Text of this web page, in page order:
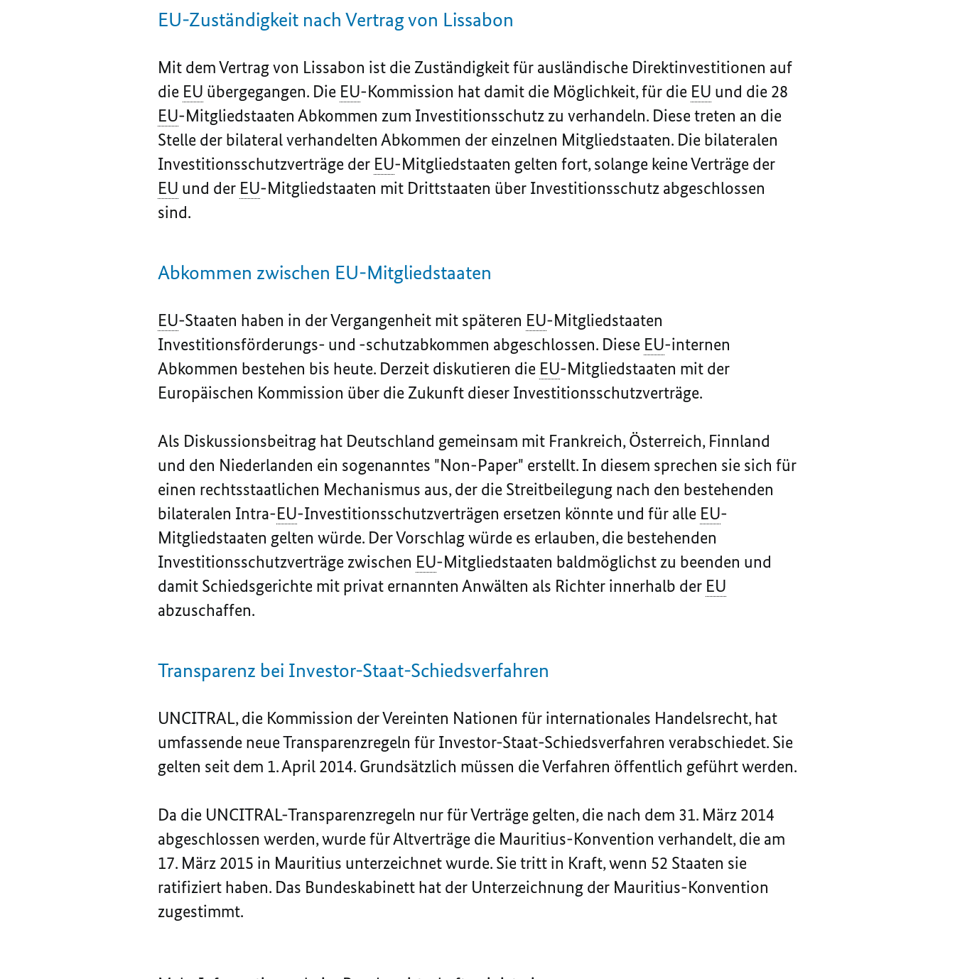
EU-Zuständigkeit nach Vertrag von Lissabon
Mit dem Vertrag von Lissabon ist die Zuständigkeit für ausländische Direktinvestitionen auf
die EU übergegangen. Die EU-Kommission hat damit die Möglichkeit, für die EU und die 28
EU-Mitgliedstaaten Abkommen zum Investitionsschutz zu verhandeln. Diese treten an die
Stelle der bilateral verhandelten Abkommen der einzelnen Mitgliedstaaten. Die bilateralen
Investitionsschutzverträge der EU-Mitgliedstaaten gelten fort, solange keine Verträge der
EU und der EU-Mitgliedstaaten mit Drittstaaten über Investitionsschutz abgeschlossen
sind.
Abkommen zwischen EU-Mitgliedstaaten
EU-Staaten haben in der Vergangenheit mit späteren EU-Mitgliedstaaten
Investitionsförderungs- und -schutzabkommen abgeschlossen. Diese EU-internen
Abkommen bestehen bis heute. Derzeit diskutieren die EU-Mitgliedstaaten mit der
Europäischen Kommission über die Zukunft dieser Investitionsschutzverträge.
Als Diskussionsbeitrag hat Deutschland gemeinsam mit Frankreich, Österreich, Finnland
und den Niederlanden ein sogenanntes "Non-Paper" erstellt. In diesem sprechen sie sich für
einen rechtsstaatlichen Mechanismus aus, der die Streitbeilegung nach den bestehenden
bilateralen Intra-EU-Investitionsschutzverträgen ersetzen könnte und für alle EU-
Mitgliedstaaten gelten würde. Der Vorschlag würde es erlauben, die bestehenden
Investitionsschutzverträge zwischen EU-Mitgliedstaaten baldmöglichst zu beenden und
damit Schiedsgerichte mit privat ernannten Anwälten als Richter innerhalb der EU
abzuschaffen.
Transparenz bei Investor-Staat-Schiedsverfahren
UNCITRAL, die Kommission der Vereinten Nationen für internationales Handelsrecht, hat
umfassende neue Transparenzregeln für Investor-Staat-Schiedsverfahren verabschiedet. Sie
gelten seit dem 1. April 2014. Grundsätzlich müssen die Verfahren öffentlich geführt werden.
Da die UNCITRAL-Transparenzregeln nur für Verträge gelten, die nach dem 31. März 2014
abgeschlossen werden, wurde für Altverträge die Mauritius-Konvention verhandelt, die am
17. März 2015 in Mauritius unterzeichnet wurde. Sie tritt in Kraft, wenn 52 Staaten sie
ratifiziert haben. Das Bundeskabinett hat der Unterzeichnung der Mauritius-Konvention
zugestimmt.